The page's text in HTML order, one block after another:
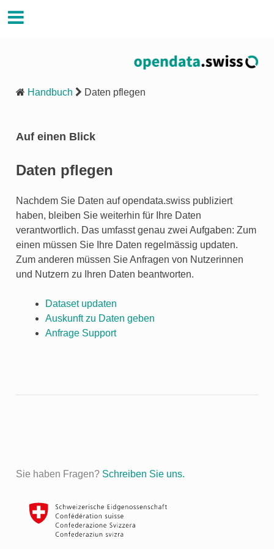
Handbuch Daten pflegen
Auf einen Blick
Daten pflegen
Nachdem Sie Daten auf opendata.swiss publiziert
haben, bleiben Sie weiterhin für Ihre Daten
verantwortlich. Das umfasst genau zwei Aufgaben: Zum
einen müssen Sie Ihre Daten regelmässig updaten.
Zum anderen müssen Sie Anfragen von Nutzerinnen
und Nutzern zu Ihren Daten beantworten.
Dataset updaten
Auskunft zu Daten geben
Anfrage Support
Sie haben Fragen? Schreiben Sie uns.